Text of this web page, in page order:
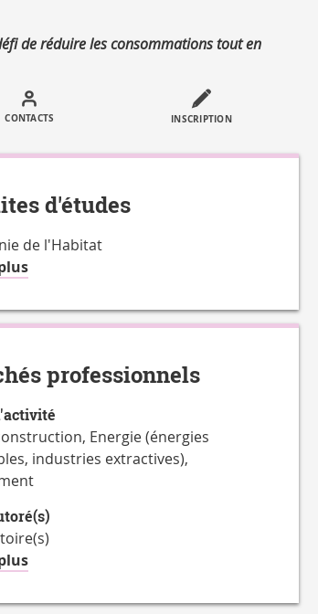
de réduire les consommations tout en
CONTACTS INSCRIPTION
d'études
de l'Habitat
à
de
la
de
hebdomadaire
professionnels
Energie (énergies
industries extractives),
à
des